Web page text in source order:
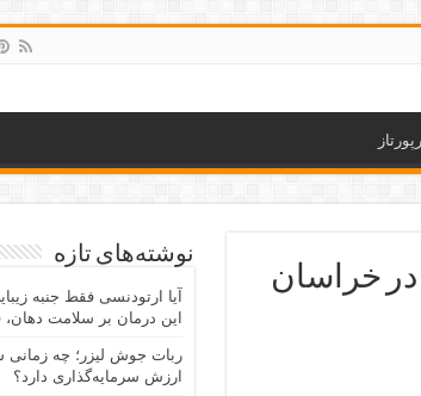
افت زمان و هزینه ساخت مسکن با روش LSF در خراسان
نوشته‌های تازه
آیا ارتودنسی فقط جنبه
این درمان بر سلامت
ربات جوش لیزر؛ چه زمانی
ارزش سرمایه‌گذاری دارد؟